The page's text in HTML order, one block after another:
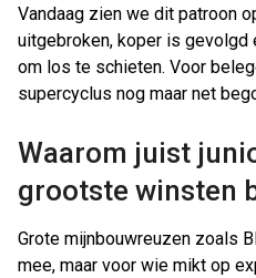
Vandaag zien we dit patroon
uitgebroken, koper is gevolgd
om los te schieten. Voor
supercyclus nog maar net
Waarom juist
grootste winsten
Grote mijnbouwreuzen zoals
mee, maar voor wie mikt op